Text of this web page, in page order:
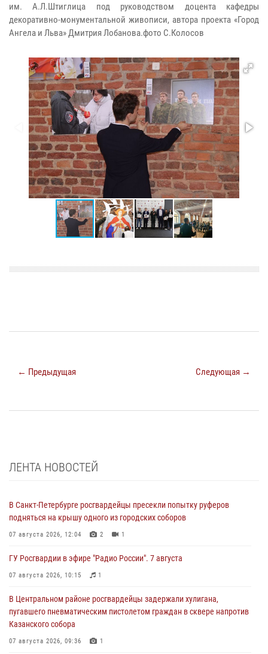
им. А.Л.Штиглица под руководством доцента кафедры
декоративно-монументальной живописи, автора проекта «Город
Ангела и Льва» Дмитрия Лобанова.фото С.Колосов
← Предыдущая Следующая →
ЛЕНТА НОВОСТЕЙ
В Санкт-Петербурге росгвардейцы пресекли попытку руферов
подняться на крышу одного из городских соборов
07 августа 2026, 12:04 2 1
ГУ Росгвардии в эфире "Радио России". 7 августа
07 августа 2026, 10:15 1
В Центральном районе росгвардейцы задержали хулигана,
пугавшего пневматическим пистолетом граждан в сквере напротив
Казанского собора
07 августа 2026, 09:36 1